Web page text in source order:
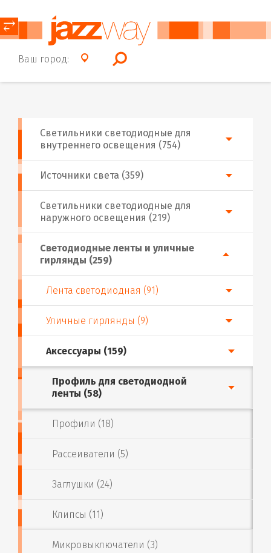
Ваш город:
⥂
Источники света (359)
Светодиодные ленты и уличные
гирлянды (259)
Лента светодиодная (91)
Уличные гирлянды (9)
Аксессуары (159)
Профиль для светодиодной
ленты (58)
Профили (18)
Рассеиватели (5)
Заглушки (24)
Клипсы (11)
Микровыключатели (3)
Светильники светодиодные для
внутреннего освещения (754)
Светильники светодиодные для
наружного освещения (219)